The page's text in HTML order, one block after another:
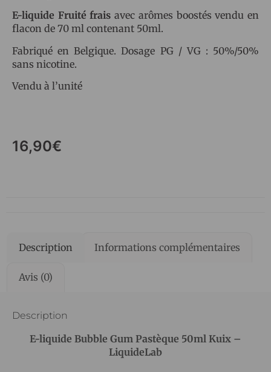
E-liquide Fruité frais avec arômes boostés vendu en
flacon de 70 ml contenant 50ml.
Fabriqué en Belgique. Dosage PG / VG : 50%/50%
sans nicotine.
Vendu à l’unité
16,90€
Description Informations complémentaires
Avis (0)
Description
E-liquide Bubble Gum Pastèque 50ml Kuix –
LiquideLab